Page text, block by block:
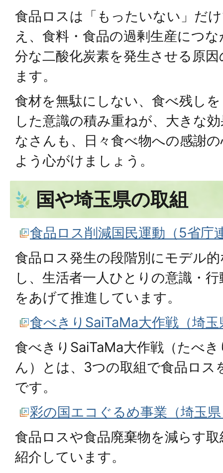
食品ロスは「もったいない」だ
え、食料・食品の過剰生産につ
分な二酸化炭素を発生させる原
ます。
食材を無駄にしない、食べ残し
した意識の積み重ねが、大きな
なさんも、日々食べ物への感謝
よう心がけましょう。
国や埼玉県の取組
食品ロス削減国民運動（5省庁
食品ロス発生の段階別にモデル
し、生活者一人ひとりの意識・
をあげて推進しています。
食べきりSaiTaMa大作戦（埼玉
食べきりSaiTaMa大作戦（たべ
ん）とは、3つの取組で食品ロス
です。
彩の国エコぐるめ事業（埼玉
食品ロスや食品廃棄物を減らす
紹介しています。